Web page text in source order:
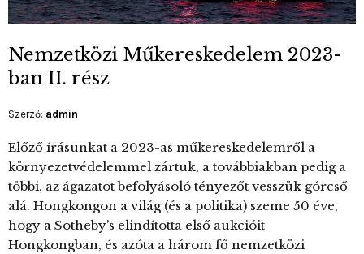
Nemzetközi Műkereskedelem 2023-
ban II. rész
Szerző: admin
Előző írásunkat a 2023-as műkereskedelemről a
környezetvédelemmel zártuk, a továbbiakban pedig a
többi, az ágazatot befolyásoló tényezőt vesszük górcső
alá. Hongkongon a világ (és a politika) szeme 50 éve,
hogy a Sotheby’s elindította első aukcióit
Hongkongban, és azóta a három fő nemzetközi